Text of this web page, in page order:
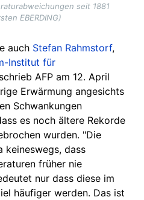
seit 1881
EBERDING)
auch Stefan Rahmstorf,
Institut für
AFP am 12. April
Erwärmung angesichts
Schwankungen
es noch ältere Rekorde
wurden. "Die
keineswegs, dass
früher nie
nur dass diese im
häufiger werden. Das ist